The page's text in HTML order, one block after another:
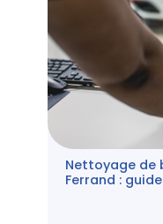
Nettoyage de
Ferrand :